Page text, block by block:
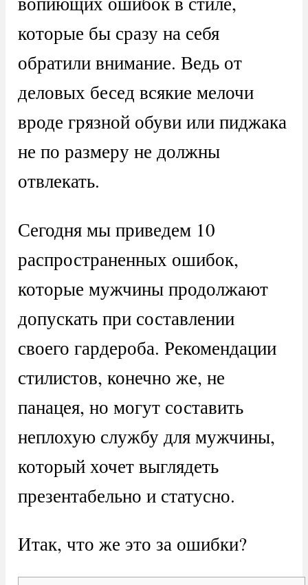
которые бы сразу на себя
обратили внимание. Ведь от
деловых бесед всякие мелочи
вроде грязной обуви или пиджака
не по размеру не должны
отвлекать.
Сегодня мы приведем 10
распространенных ошибок,
которые мужчины продолжают
допускать при составлении
своего гардероба. Рекомендации
стилистов, конечно же, не
панацея, но могут составить
неплохую службу для мужчины,
который хочет выглядеть
презентабельно и статусно.
Итак, что же это за ошибки?